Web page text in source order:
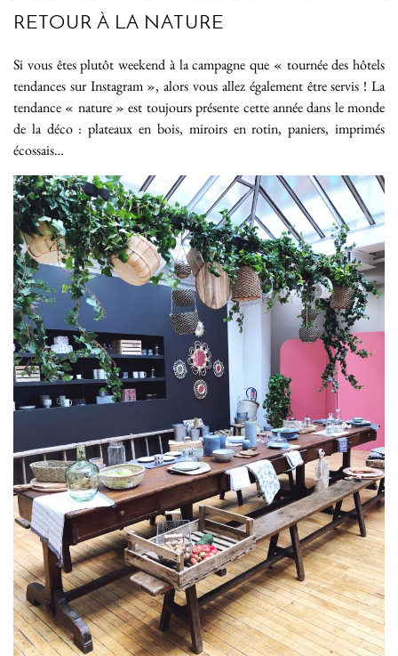
RETOUR À LA NATURE
Si vous êtes plutôt weekend à la campagne que « tournée des hôtels
tendances sur Instagram », alors vous allez également être servis ! La
tendance « nature » est toujours présente cette année dans le monde
de la déco : plateaux en bois, miroirs en rotin, paniers, imprimés
écossais…